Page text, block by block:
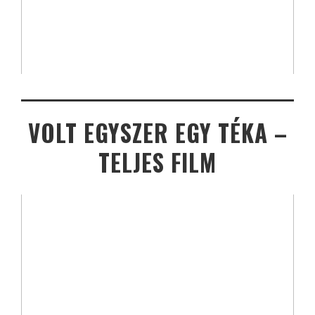
VOLT EGYSZER EGY TÉKA –
TELJES FILM